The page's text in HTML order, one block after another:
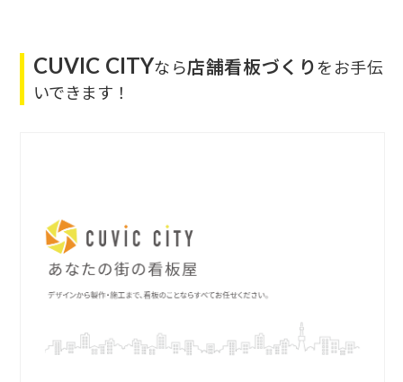
CUVIC CITYなら店舗看板づくりをお手伝
いできます！